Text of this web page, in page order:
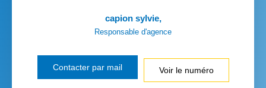
capion sylvie,
Responsable d'agence
Contacter par mail Voir le numéro